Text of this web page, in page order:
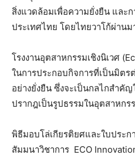
สิ่งแวดล้อมเพื่อความยั่งยืน และ
ประเทศไทย โดยไทยวาโก้ผ่าน
โรงงานอุตสาหกรรมเชิงนิเวศ
ในการประกอบกิจการที่เป็นมิต
อย่างยั่งยืน ซึ่งจะเป็นกลไกสำคั
ปรากฎเป็นรูปธรรมในอุตสาหกร
พิธีมอบโล่เกียรติยศและใบประ
สัมมนาวิชาการ ECO